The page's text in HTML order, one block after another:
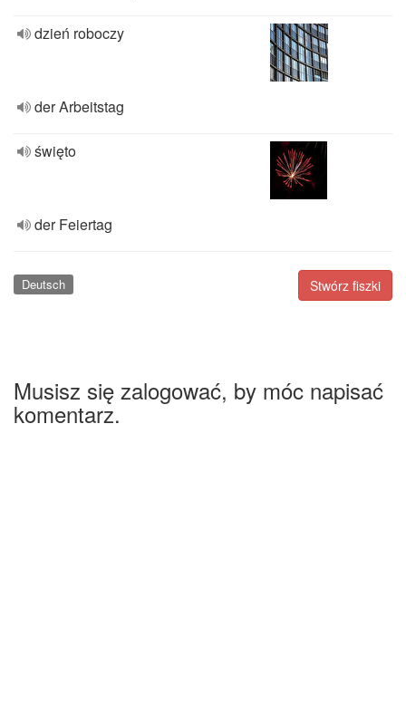
dzień roboczy
der Arbeitstag
święto
der Feiertag
Stwórz fiszki
Deutsch
Musisz się zalogować, by móc napisać
komentarz.